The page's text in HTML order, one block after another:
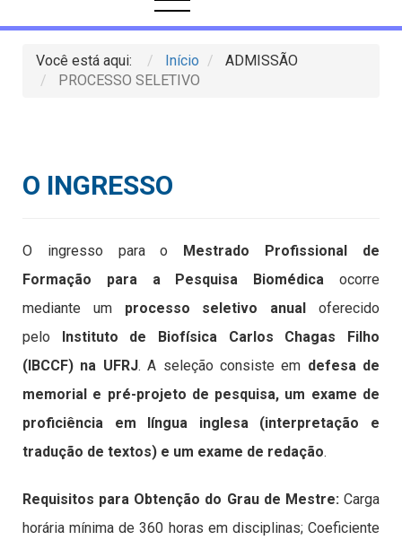
Você está aqui: Início
ADMISSÃO
PROCESSO SELETIVO
O INGRESSO
O ingresso para o
Mestrado Profissional de
Formação para a Pesquisa Biomédica ocorre
mediante umprocesso seletivo anual
oferecido
pelo
Instituto de Biofísica Carlos Chagas Filho
(IBCCF) na UFRJ. A seleção consiste em defesa de
memorial e pré-projeto de pesquisa, um exame de
proficiência em língua inglesa (interpretação e
tradução de textos) e um exame de redação.
Requisitos para Obtenção do Grau de Mestre: Carga
horária mínima de 360 horas em disciplinas; Coeficiente